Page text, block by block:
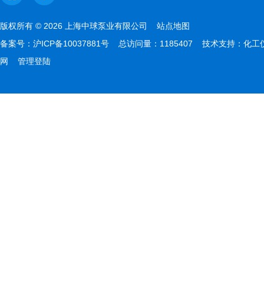
版权所有 © 2026 上海中球泵业有限公司 站点地图
备案号： 沪ICP备10037881号 总访问量：1185407 技术支持： 化工
网
管理登陆